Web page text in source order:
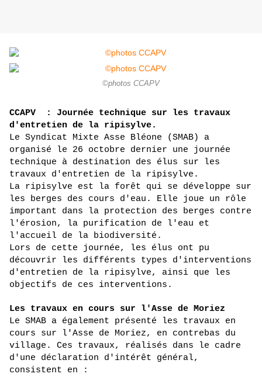
©photos CCAPV
CCAPV  : Journée technique sur les travaux
d'entretien de la ripisylve.
Le Syndicat Mixte Asse Bléone (SMAB) a
organisé le 26 octobre dernier une journée
technique à destination des élus sur les
travaux d'entretien de la ripisylve.
La ripisylve est la forêt qui se développe sur
les berges des cours d'eau. Elle joue un rôle
important dans la protection des berges contre
l'érosion, la purification de l'eau et
l'accueil de la biodiversité.
Lors de cette journée, les élus ont pu
découvrir les différents types d'interventions
d'entretien de la ripisylve, ainsi que les
objectifs de ces interventions.
Les travaux en cours sur l'Asse de Moriez
Le SMAB a également présenté les travaux en
cours sur l'Asse de Moriez, en contrebas du
village. Ces travaux, réalisés dans le cadre
d'une déclaration d'intérêt général,
consistent en :